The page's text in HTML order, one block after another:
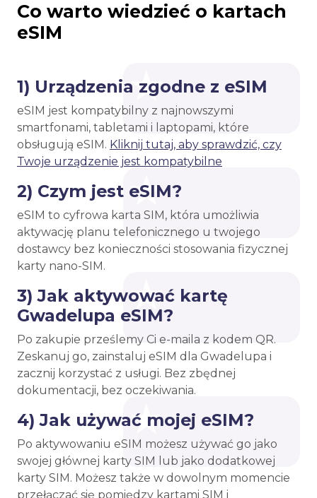
Co warto wiedzieć o kartach
eSIM
1) Urządzenia zgodne z eSIM
eSIM jest kompatybilny z najnowszymi
smartfonami, tabletami i laptopami, które
obsługują eSIM. Kliknij tutaj, aby sprawdzić, czy
Twoje urządzenie jest kompatybilne
2) Czym jest eSIM?
eSIM to cyfrowa karta SIM, która umożliwia
aktywację planu telefonicznego u twojego
dostawcy bez konieczności stosowania fizycznej
karty nano-SIM.
3) Jak aktywować kartę
Gwadelupa eSIM?
Po zakupie prześlemy Ci e-maila z kodem QR.
Zeskanuj go, zainstaluj eSIM dla Gwadelupa i
zacznij korzystać z usługi. Bez zbędnej
dokumentacji, bez oczekiwania.
4) Jak używać mojej eSIM?
Po aktywowaniu eSIM możesz używać go jako
swojej głównej karty SIM lub jako dodatkowej
karty SIM. Możesz także w dowolnym momencie
przełączać się pomiędzy kartami SIM i